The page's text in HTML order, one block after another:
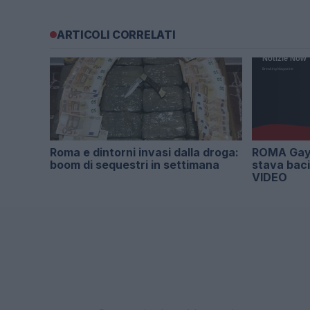
ARTICOLI CORRELATI
Roma e dintorni invasi dalla droga:
boom di sequestri in settimana
ROMA
stava
VIDEO